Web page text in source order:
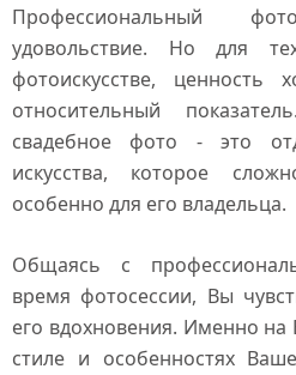
Профессиональный
удовольствие. Но для
фотоискусстве,
относительный
свадебное фото - это
искусства, которое
особенно для его владельца.
Общаясь с
время фотосессии, Вы
его вдохновения. Именно
стиле и особенностях